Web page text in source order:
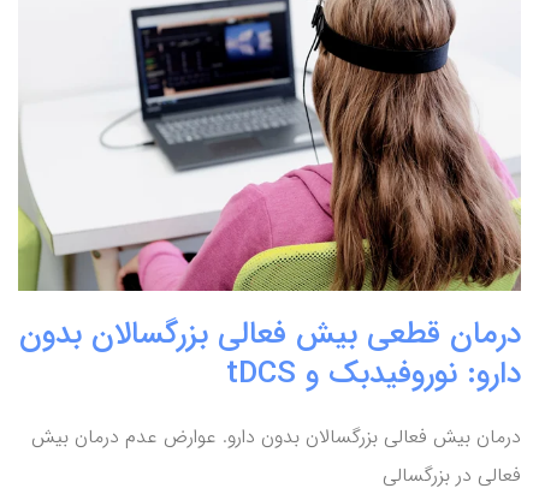
درمان قطعی بیش فعالی بزرگسالان بدون
دارو: نوروفیدبک و tDCS
درمان بیش فعالی بزرگسالان بدون دارو. عوارض عدم درمان بیش
فعالی در بزرگسالی